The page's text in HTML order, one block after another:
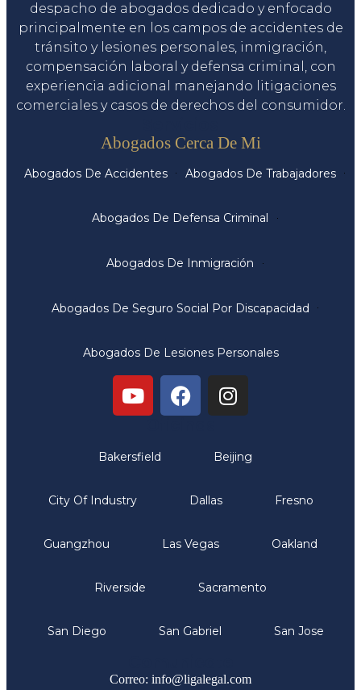
despacho de abogados dedicado y enfocado
principalmente en los campos de accidentes de
tránsito y lesiones personales, inmigración,
compensación laboral y defensa criminal, con
experiencia adicional manejando litigaciones
comerciales y casos de derechos del consumidor.
Abogados Cerca De Mi
Abogados De Accidentes Abogados De Trabajadores
Abogados De Defensa Criminal
Abogados De Inmigración
Abogados De Seguro Social Por Discapacidad
Abogados De Lesiones Personales
Bakersfield Beijing
City Of Industry Dallas Fresno
Guangzhou Las Vegas Oakland
Riverside Sacramento
San Diego San Gabriel San Jose
Correo: info@ligalegal.com